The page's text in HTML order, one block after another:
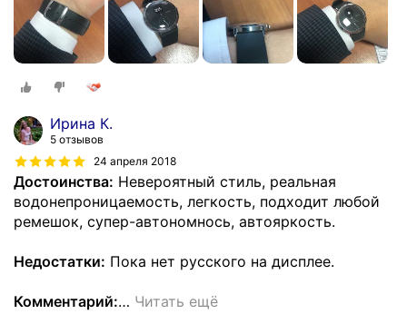
Ирина К.
5 отзывов
24 апреля 2018
Достоинства: Невероятный стиль, реальная
водонепроницаемость, легкость, подходит любой
ремешок, супер-автономнось, автояркость.
Недостатки: Пока нет русского на дисплее.
Комментарий:… Читать ещё